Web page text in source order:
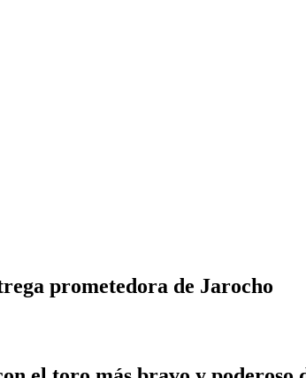
prometedora de Jarocho